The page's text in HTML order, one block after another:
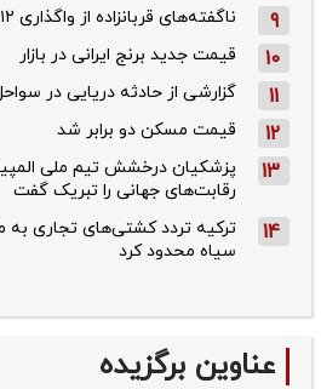
9 ناگفته‌های قربانزاده از واگذاری ۱۲ درصد هلدینگ خلیج فارس
10 قیمت جدید برنج ایرانی در بازار
11 گزارشی از حادثه دریایی در
12 قیمت مسکن دو برابر شد
13
پزشکیان درخشش تیم ملی
رقابت‌های جهانی را تبریک گفت
14
ترکیه تردد کشتی‌های تجاری به
سیاه محدود کرد
عناوین برگزیده